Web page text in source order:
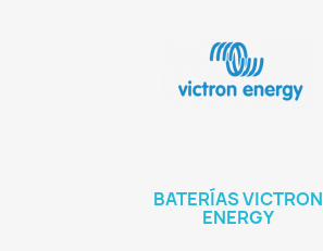
BATERÍAS VICTRON
ENERGY